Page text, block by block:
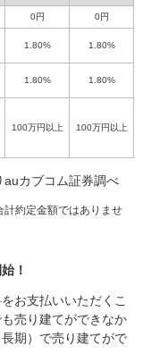
0円 0円
1.80% 1.80%
1.80% 1.80%
100万円以上 100万円以上
カブコム証券調べ
約定金額ではありませ
！
お支払いいただくこ
売り建てができなか
期）で売り建てがで